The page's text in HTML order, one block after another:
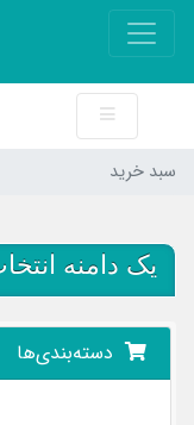
سبد خرید
یک دامنه
دسته‌بندی‌ها